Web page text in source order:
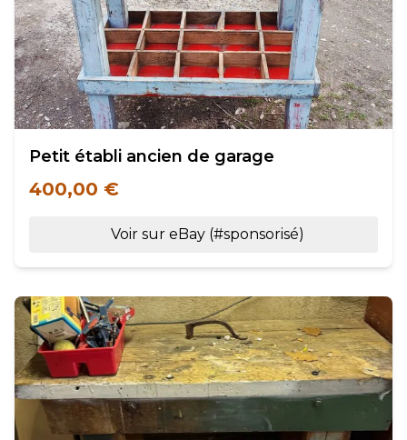
Petit établi ancien de garage
400,00 €
Voir sur eBay (#sponsorisé)